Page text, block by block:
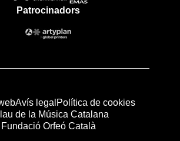
Patrocinadors
Avís legal Política de cookies
de la Música Catalana
Fundació Orfeó Català